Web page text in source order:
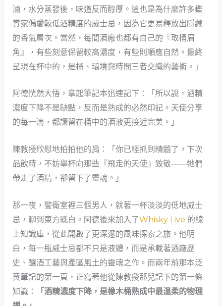
滷，水分蒸發後，味道反而醇厚。這也是為什麼許多鑑
賞家偏愛較低酒精度的威士忌，因為它更易釋放出隱藏
的香氣層次。當然，每間酒廠也都有自己的『取桶眉
角』，有些刻意保留較高濃度，有些則順應自然。最終
呈現在杯中的，是桶、環境與時間三者交織的藝術。」
阿德恍然大悟，拿起筆記本迅速記下：「所以說，酒精
濃度下降不是缺點，反而是熟成的必然印記。天使分享
的每一滴，都讓留在桶中的酒液更接近完美。」
陳教授欣慰地拍拍他的肩：「你已經抓到精髓了。下次
品飲時，不妨舉杯向那些『飛走的天使』致敬——牠們
帶走了酒精，卻留下了靈魂。」
那一夜，警衛室裡三個男人，就著一杯淡淡的低地威士
忌，聊到東方既白。阿德後來加入了Whisky Live 的線
上知識庫，從此開啟了更深邃的風味探索之旅。他明
白，每一瓶威士忌都不只是液體，而是承載著酒廠歷
史、釀酒工藝與產區風土的靈魂之作。而兩年前那本泛
黃筆記的第一頁，正寫著他從陳教授那兒記下的第一條
知識：
「酒精濃度下降，是橡木桶熟成中最溫柔的物理